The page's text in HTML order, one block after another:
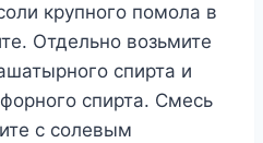
крупного помола в
Отдельно возьмите
спирта и
спирта. Смесь
с солевым